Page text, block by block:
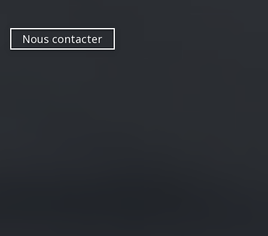
Nous contacter